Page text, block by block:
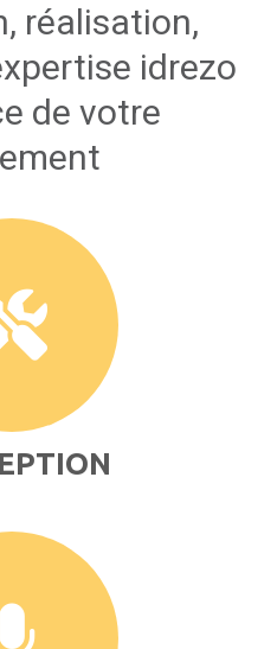
réalisation,
idrezo
de votre